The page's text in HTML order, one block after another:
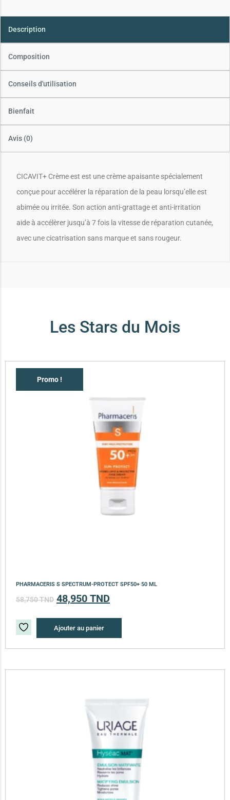
Bienfait
Conseils d'utilisation
Composition
Description
Avis (0)
CICAVIT+ Crème est est une crème apaisante spécialement
conçue pour accélérer la réparation de la peau lorsqu’elle est
abimée ou irritée. Son action anti-grattage et anti-irritation
aide à accélèrer jusqu’à 7 fois la vitesse de réparation cutanée,
avec une cicatrisation sans marque et sans rougeur.
Les Stars du Mois
Promo !
PHARMACERIS S SPECTRUM-PROTECT SPF50+ 50 ML
58,750TND 48,950 TND
Ajouter au panier